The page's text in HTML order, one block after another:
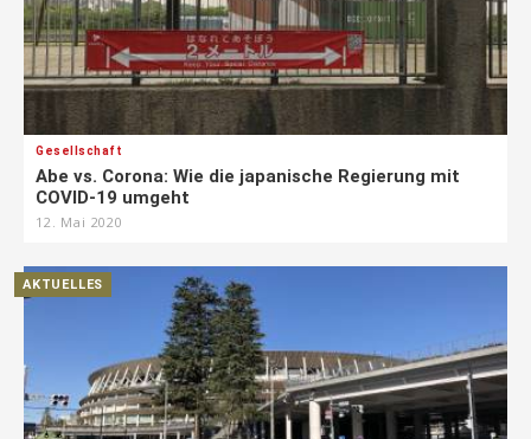
Gesellschaft
Abe vs. Corona: Wie die japanische Regierung mit
COVID-19 umgeht
12. Mai 2020
AKTUELLES